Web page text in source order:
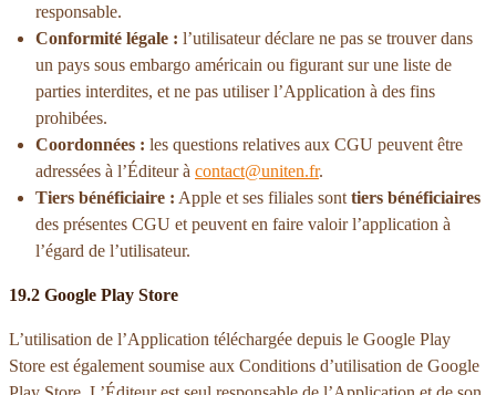
responsable.
Conformité légale : l’utilisateur déclare ne pas se trouver dans
un pays sous embargo américain ou figurant sur une liste de
parties interdites, et ne pas utiliser l’Application à des fins
prohibées.
Coordonnées : les questions relatives aux CGU peuvent être
adressées à l’Éditeur à contact@uniten.fr.
Tiers bénéficiaire : Apple et ses filiales sont tiers bénéficiaires
des présentes CGU et peuvent en faire valoir l’application à
l’égard de l’utilisateur.
19.2 Google Play Store
L’utilisation de l’Application téléchargée depuis le Google Play
Store est également soumise aux Conditions d’utilisation de Google